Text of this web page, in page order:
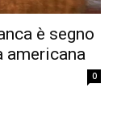
è segno
americana
0